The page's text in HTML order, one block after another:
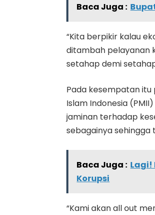
Baca Juga :
“Kita berpikir kalau
ditambah pelayanan
setahap demi
Pada kesempatan itu
Islam Indonesia
jaminan terhadap
sebagainya sehingga
Baca Juga : Lagi!
Korupsi
“Kami akan all out